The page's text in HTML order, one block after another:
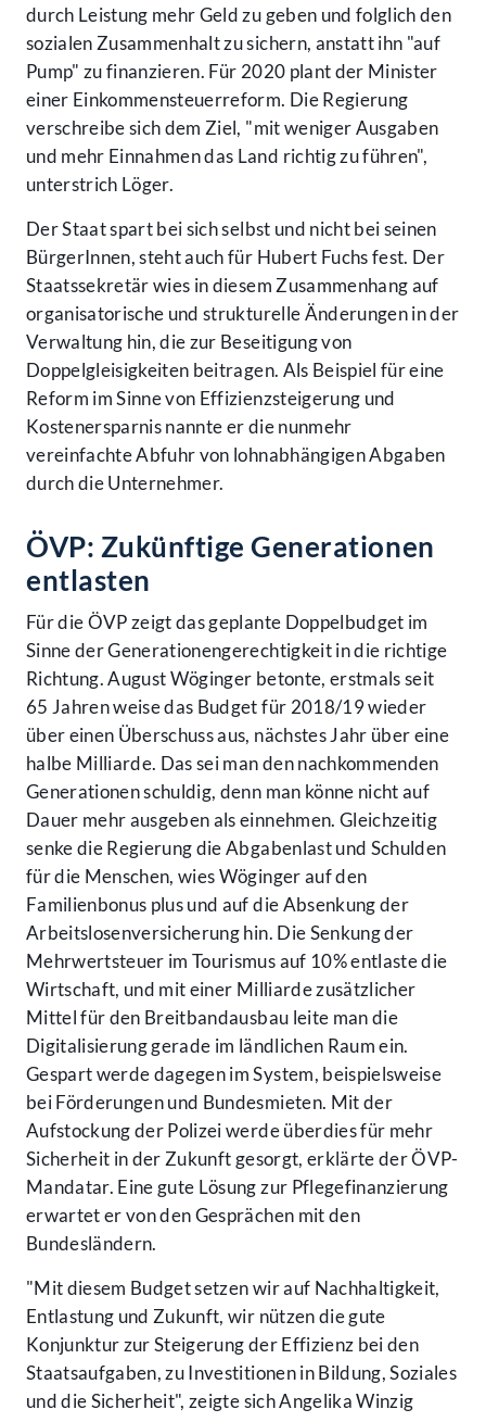
durch Leistung mehr Geld zu geben und folglich den
sozialen Zusammenhalt zu sichern, anstatt ihn "auf
Pump" zu finanzieren. Für 2020 plant der Minister
einer Einkommensteuerreform. Die Regierung
verschreibe sich dem Ziel, "mit weniger Ausgaben
und mehr Einnahmen das Land richtig zu führen",
unterstrich Löger.
Der Staat spart bei sich selbst und nicht bei seinen
BürgerInnen, steht auch für Hubert Fuchs fest. Der
Staatssekretär wies in diesem Zusammenhang auf
organisatorische und strukturelle Änderungen in der
Verwaltung hin, die zur Beseitigung von
Doppelgleisigkeiten beitragen. Als Beispiel für eine
Reform im Sinne von Effizienzsteigerung und
Kostenersparnis nannte er die nunmehr
vereinfachte Abfuhr von lohnabhängigen Abgaben
durch die Unternehmer.
ÖVP: Zukünftige Generationen
entlasten
Für die ÖVP zeigt das geplante Doppelbudget im
Sinne der Generationengerechtigkeit in die richtige
Richtung. August Wöginger betonte, erstmals seit
65 Jahren weise das Budget für 2018/19 wieder
über einen Überschuss aus, nächstes Jahr über eine
halbe Milliarde. Das sei man den nachkommenden
Generationen schuldig, denn man könne nicht auf
Dauer mehr ausgeben als einnehmen. Gleichzeitig
senke die Regierung die Abgabenlast und Schulden
für die Menschen, wies Wöginger auf den
Familienbonus plus und auf die Absenkung der
Arbeitslosenversicherung hin. Die Senkung der
Mehrwertsteuer im Tourismus auf 10% entlaste die
Wirtschaft, und mit einer Milliarde zusätzlicher
Mittel für den Breitbandausbau leite man die
Digitalisierung gerade im ländlichen Raum ein.
Gespart werde dagegen im System, beispielsweise
bei Förderungen und Bundesmieten. Mit der
Aufstockung der Polizei werde überdies für mehr
Sicherheit in der Zukunft gesorgt, erklärte der ÖVP-
Mandatar. Eine gute Lösung zur Pflegefinanzierung
erwartet er von den Gesprächen mit den
Bundesländern.
"Mit diesem Budget setzen wir auf Nachhaltigkeit,
Entlastung und Zukunft, wir nützen die gute
Konjunktur zur Steigerung der Effizienz bei den
Staatsaufgaben, zu Investitionen in Bildung, Soziales
und die Sicherheit", zeigte sich Angelika Winzig